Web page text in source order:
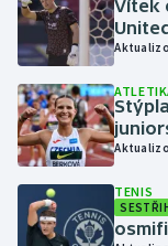
Lyže a
Moderní pětiboj
Motorsport
Olympijské hry
Vítek
TENIS